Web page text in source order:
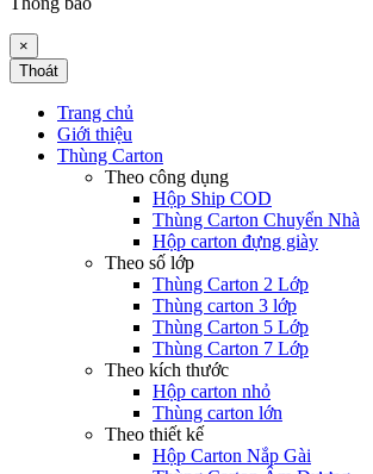
×
Thoát
Trang chủ
Giới thiệu
Thùng Carton
Theo công dụng
Hộp Ship COD
Thùng Carton Chuyển Nhà
Hộp carton đựng giày
Theo số lớp
Thùng Carton 2 Lớp
Thùng carton 3 lớp
Thùng Carton 5 Lớp
Thùng Carton 7 Lớp
Theo kích thước
Hộp carton nhỏ
Thùng carton lớn
Theo thiết kế
Hộp Carton Nắp Gài